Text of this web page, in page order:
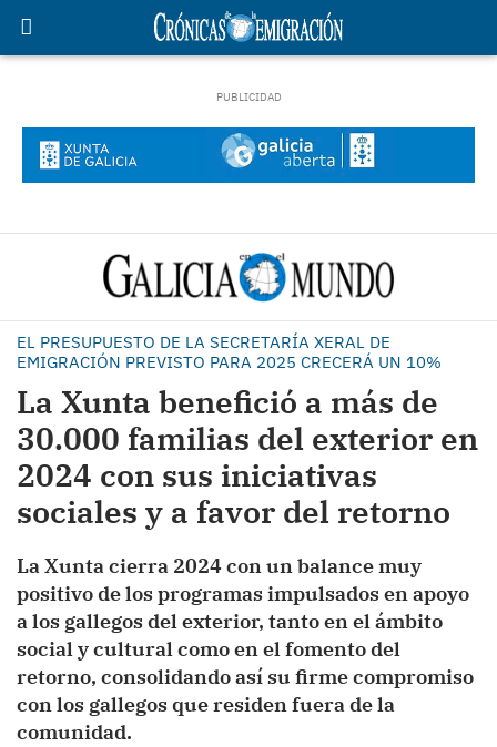
EL PRESUPUESTO DE LA SECRETARÍA XERAL DE
EMIGRACIÓN PREVISTO PARA 2025 CRECERÁ UN 10%
La Xunta benefició a más de
30.000 familias del exterior en
2024 con sus iniciativas
sociales y a favor del retorno
La Xunta cierra 2024 con un balance muy
positivo de los programas impulsados en apoyo
a los gallegos del exterior, tanto en el ámbito
social y cultural como en el fomento del
retorno, consolidando así su firme compromiso
con los gallegos que residen fuera de la
comunidad.